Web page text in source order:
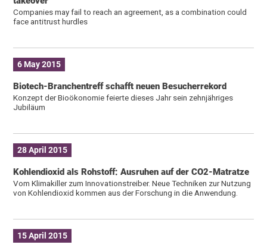
Companies may fail to reach an agreement, as a combination could
face antitrust hurdles
6 May 2015
Biotech-Branchentreff schafft neuen Besucherrekord
Konzept der Bioökonomie feierte dieses Jahr sein zehnjähriges
Jubiläum
28 April 2015
Kohlendioxid als Rohstoff: Ausruhen auf der CO2-Matratze
Vom Klimakiller zum Innovationstreiber. Neue Techniken zur Nutzung
von Kohlendioxid kommen aus der Forschung in die Anwendung.
15 April 2015